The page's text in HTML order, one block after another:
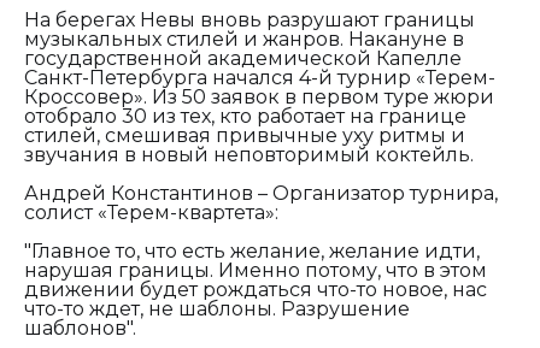
На берегах Невы вновь разрушают границы
музыкальных стилей и жанров. Накануне в
государственной академической Капелле
Санкт-Петербурга начался 4-й турнир «Терем-
Кроссовер». Из 50 заявок в первом туре жюри
отобрало 30 из тех, кто работает на границе
стилей, смешивая привычные уху ритмы и
звучания в новый неповторимый коктейль.
Андрей Константинов – Организатор турнира,
солист «Терем-квартета»:
"Главное то, что есть желание, желание идти,
нарушая границы. Именно потому, что в этом
движении будет рождаться что-то новое, нас
что-то ждет, не шаблоны. Разрушение
шаблонов".